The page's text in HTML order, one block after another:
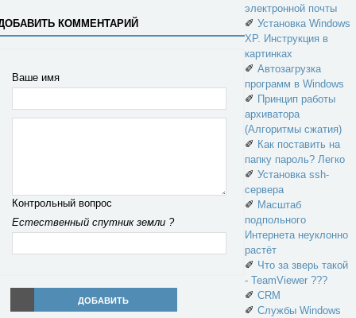
КОММЕНТАРИЙ
Ваше имя
Контрольный вопрос
Естественный спутник земли ?
ДОБАВИТЬ
электронной почты
✐ Установка Windows
XP. Инструкция в
картинках
✐ Автозагрузка
программ в Windows
✐ Принцип работы
архиватора
(Алгоритмы сжатия)
✐ Как поставить на
папку пароль? Легко
✐ Установка ssh-
сервера
✐ Масштаб
подпольного
Интернета неуклонно
растёт
✐ Что за зверь такой
- TeamViewer ???
✐ CRM
✐ Службы Windows